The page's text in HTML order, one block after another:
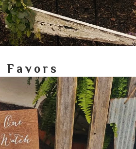
F a v o r s